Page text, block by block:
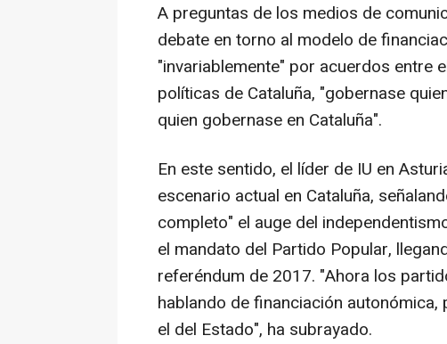
A preguntas de los medios de
debate en torno al modelo de
"invariablemente" por acuerdos entre
políticas de Cataluña, "gobernase
quien gobernase en Cataluña".
En este sentido, el líder de IU en
escenario actual en Cataluña,
completo" el auge del
el mandato del Partido Popular,
referéndum de 2017. "Ahora los
hablando de financiación
el del Estado", ha subrayado.